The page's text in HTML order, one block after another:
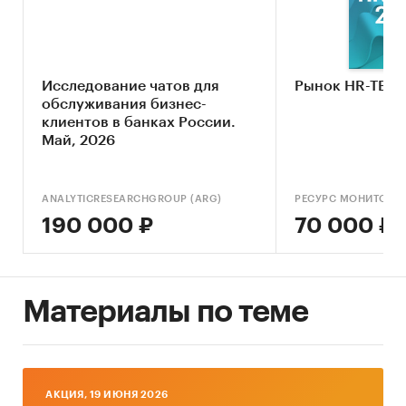
• Прогноз развития рынка SEO-оптимизации
Источники информации
• Базы данных государственных органов
статистики
• Открытые источники (сайты, порталы)
• Отчетность эмитентов
• Сайты компаний
• Архивы СМИ
• Региональные и федеральные СМИ
• Инсайдерские источники
• Специализированные аналитические
порталы
Исследование чатов для
обслуживания бизнес-
клиентов в банках России.
Май, 2026
ANALYTICRESEARCHGROUP (ARG)
190 000 ₽
Рынок HR-
РЕСУРС
70 000 ₽
Материалы по теме
AКЦИЯ, 19 ИЮНЯ 2026